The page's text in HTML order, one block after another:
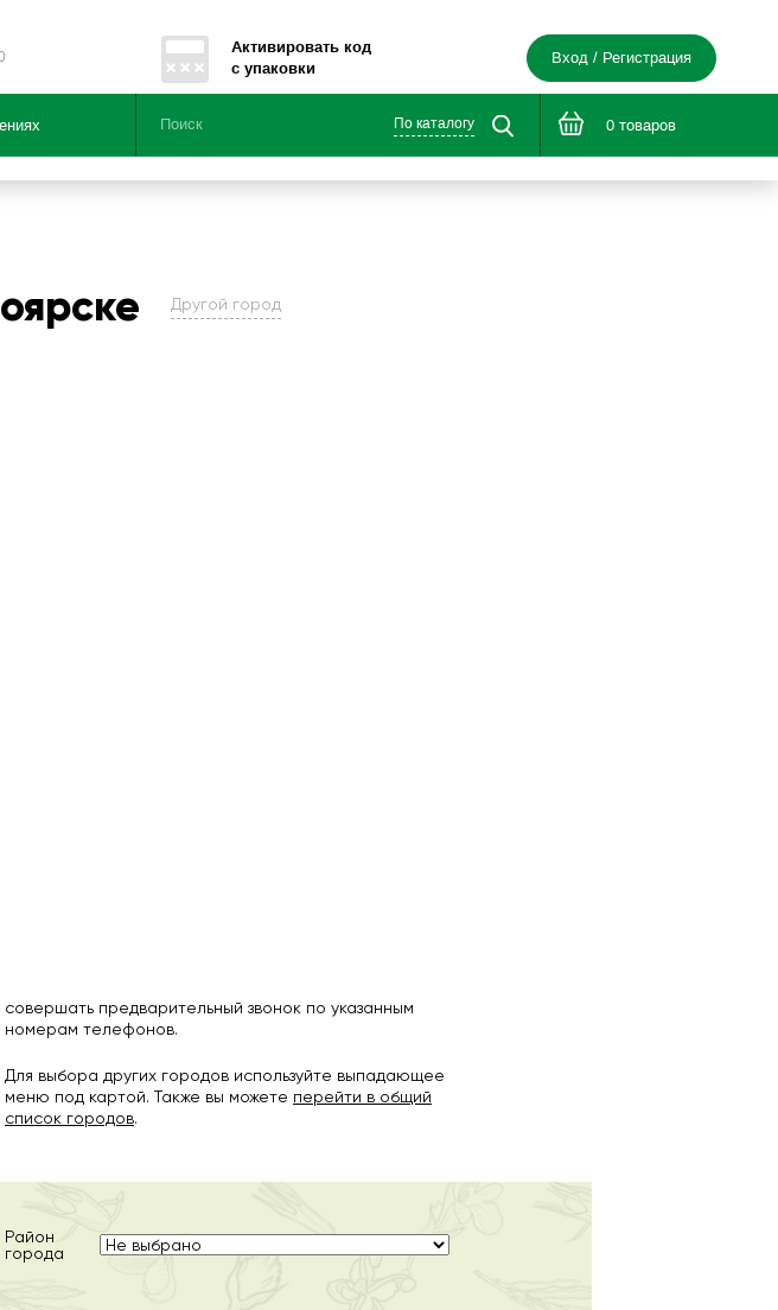
Активировать код
с упаковки
Вход / Регистрация
По каталогу 0 товаров
Другой город
совершать предварительный звонок по указанным
номерам телефонов.
Для выбора других городов используйте выпадающее
меню под картой. Также вы можете перейти в общий
список городов.
Район
города